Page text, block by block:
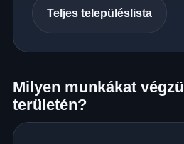
Teljes településlista
Milyen munkákat
területén?